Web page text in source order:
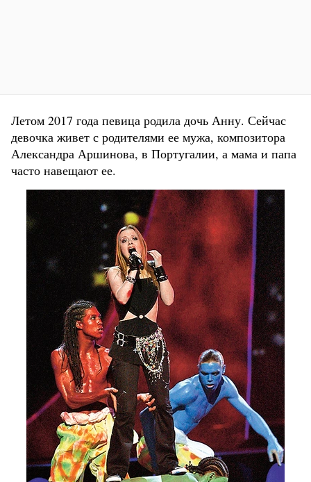
Летом 2017 года певица родила дочь Анну. Сейчас
девочка живет с родителями ее мужа, композитора
Александра Аршинова, в Португалии, а мама и папа
часто навещают ее.